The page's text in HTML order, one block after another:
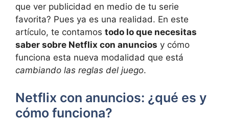
que ver publicidad en medio de tu serie
favorita? Pues ‍ya es una realidad. En este
artículo, te contamos‍ todo lo que necesitas
saber sobre Netflix con anuncios y cómo
funciona esta nueva modalidad que está
cambiando las reglas del juego.
Netflix con anuncios:⁤ ¿qué es y
cómo funciona?